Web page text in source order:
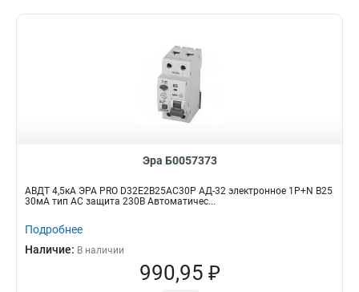
Эра Б0057373
АВДТ 4,5кА ЭРА PRO D32E2B25АC30P АД-32 электронное 1P+N B25
30мА тип АC защита 230В Автоматичес...
Подробнее
Наличие: В наличии
990,95 ₽